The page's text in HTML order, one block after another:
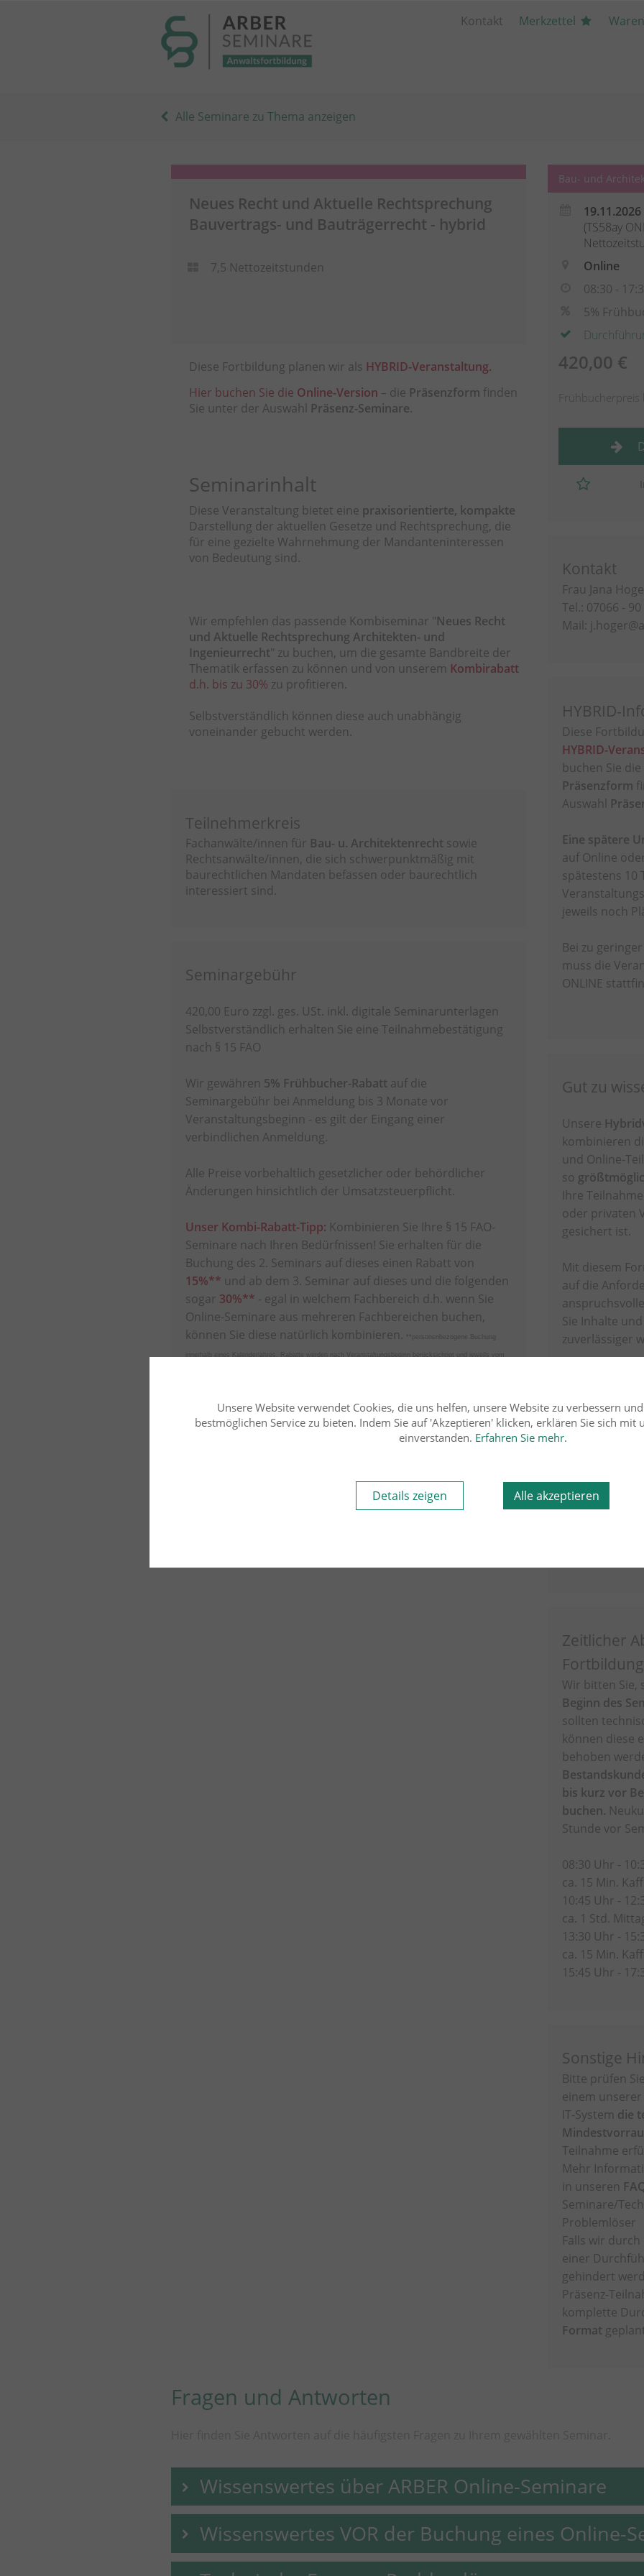
Kontakt Merkzettel
Alle Seminare zu Thema anzeigen
Neues Recht und Aktuelle Rechtsprechung
Bauvertrags- und Bauträgerrecht - hybrid
7,5 Nettozeitstunden
Diese Fortbildung planen wir als HYBRID-Veranstaltung.
Hier buchen Sie die Online-Version – die Präsenzform finden
Sie unter der Auswahl Präsenz-Seminare.
Seminarinhalt
Diese Veranstaltung bietet eine praxisorientierte, kompakte
Darstellung der aktuellen Gesetze und Rechtsprechung, die
für eine gezielte Wahrnehmung der Mandanteninteressen
von Bedeutung sind.
Wir empfehlen das passende Kombiseminar "Neues Recht
und Aktuelle Rechtsprechung Architekten- und
Ingenieurrecht" zu buchen, um die gesamte Bandbreite der
Thematik erfassen zu können und von unserem Kombirabatt
d.h. bis zu 30% zu profitieren.
Selbstverständlich können diese auch unabhängig
voneinander gebucht werden.
Teilnehmerkreis
Fachanwälte/innen für Bau- u. Architektenrecht sowie
Rechtsanwälte/innen, die sich schwerpunktmäßig mit
baurechtlichen Mandaten befassen oder baurechtlich
interessiert sind.
Seminargebühr
420,00 Euro zzgl. ges. USt. inkl. digitale Seminarunterlagen
Selbstverständlich erhalten Sie eine Teilnahmebestätigung
nach § 15 FAO
Wir gewähren 5% Frühbucher-Rabatt auf die
Seminargebühr bei Anmeldung bis 3 Monate vor
Veranstaltungsbeginn - es gilt der Eingang einer
verbindlichen Anmeldung.
Alle Preise vorbehaltlich gesetzlicher oder behördlicher
Änderungen hinsichtlich der Umsatzsteuerpflicht.
Unser Kombi-Rabatt-Tipp: Kombinieren Sie Ihre § 15 FAO-
Seminare nach Ihren Bedürfnissen! Sie erhalten für die
Buchung des 2. Seminars auf dieses einen Rabatt von
15%** und ab dem 3. Seminar auf dieses und die folgenden
sogar 30%** - egal in welchem Fachbereich d.h. wenn Sie
Online-Seminare aus mehreren Fachbereichen buchen,
können Sie diese natürlich kombinieren.
**personenbezogene Buchung
innerhalb eines Kalenderjahres. Rabatte werden nach Veranstaltungsbeginn berücksichtigt und jeweils vom
Bau- und
19.11.2026
(TS58ay
Online
08:30 -
5%
420,00 €
Kontakt
Frau Jana
Tel.: 07066 - 90
Mail:
HYBRID-
Diese
HYBRID-
buchen Sie die
Präsenzform
Auswahl
Eine spätere
auf Online
spätestens 10
jeweils noch
Bei zu
muss die
ONLINE
Gut zu
Unsere
kombinieren
und Online-
so
Ihre
oder privaten
gesichert ist.
Mit diesem
auf die
Sie Inhalte
zuverlässiger
Aktuelle
und
gesamte
Kombirabatt
profitieren.
Zeitlicher
Fortbildung
Wir bitten Sie,
Beginn des
sollten
können diese
behoben
bis kurz vor
buchen.
Stunde vor
08:30 Uhr -
ca. 15 Min.
10:45 Uhr -
ca. 1 Std.
13:30 Uhr -
ca. 15 Min.
15:45 Uhr -
Sonstige
Bitte prüfen
einem
IT-System die
Teilnahme
Mehr
in unseren
Seminare/
Problemlöser
Falls wir
einer
gehindert
Präsenz-
komplette
Format
Fragen und Antworten
Wissenswertes über ARBER Online-Seminare
Wissenswertes VOR der Buchung eines Online-
Unsere Website verwendet Cookies, die uns helfen, unsere Website zu verbessern
bestmöglichen Service zu bieten. Indem Sie auf 'Akzeptieren' klicken, erklären Sie sich mit
einverstanden. Erfahren Sie mehr.
Details zeigen Alle akzeptieren